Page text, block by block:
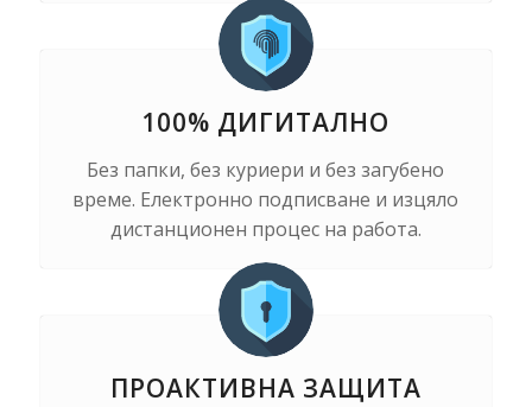
100% ДИГИТАЛНО
Без папки, без куриери и без загубено
време. Електронно подписване и изцяло
дистанционен процес на работа.
ПРОАКТИВНА ЗАЩИТА